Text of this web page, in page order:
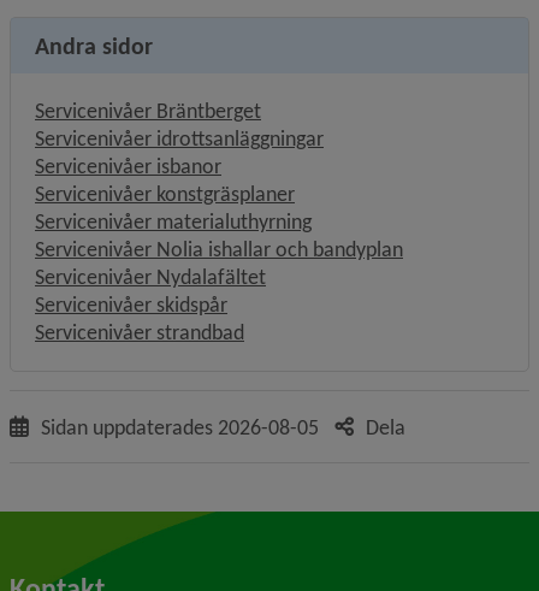
Andra sidor
Servicenivåer Bräntberget
Servicenivåer idrottsanläggningar
Servicenivåer isbanor
Servicenivåer konstgräsplaner
Servicenivåer materialuthyrning
Servicenivåer Nolia ishallar och bandyplan
Servicenivåer Nydalafältet
Servicenivåer skidspår
Servicenivåer strandbad
Sidan uppdaterades 2026-08-05 Dela